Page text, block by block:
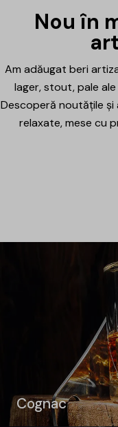
Nou în
Am adăugat beri
lager, stout, pale
Descoperă noutățile
relaxate, mese cu
Cognac